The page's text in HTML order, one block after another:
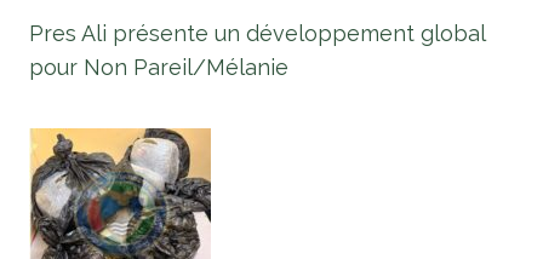
Pres Ali présente un développement global
pour Non Pareil/Mélanie